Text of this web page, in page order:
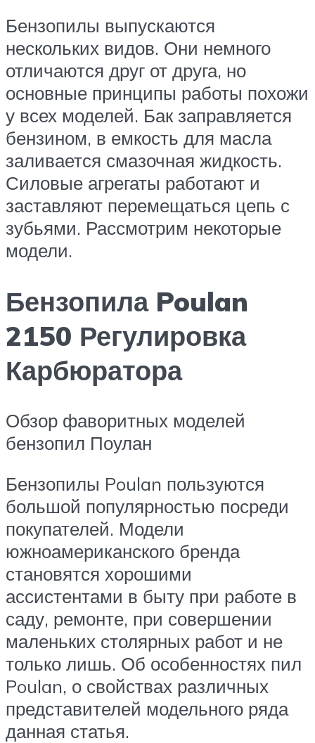
Бензопилы выпускаются
нескольких видов. Они немного
отличаются друг от друга, но
основные принципы работы похожи
у всех моделей. Бак заправляется
бензином, в емкость для масла
заливается смазочная жидкость.
Силовые агрегаты работают и
заставляют перемещаться цепь с
зубьями. Рассмотрим некоторые
модели.
Бензопила Poulan
2150 Регулировка
Карбюратора
Обзор фаворитных моделей
бензопил Поулан
Бензопилы Poulan пользуются
большой популярностью посреди
покупателей. Модели
южноамериканского бренда
становятся хорошими
ассистентами в быту при работе в
саду, ремонте, при совершении
маленьких столярных работ и не
только лишь. Об особенностях пил
Poulan, о свойствах различных
представителей модельного ряда
данная статья.